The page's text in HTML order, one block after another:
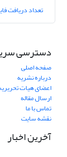
تعداد دریافت
دسترسی
صفحه اصلی
درباره نشریه
اعضای هیات
ارسال مقاله
تماس با ما
نقشه سایت
آخرین اخبار